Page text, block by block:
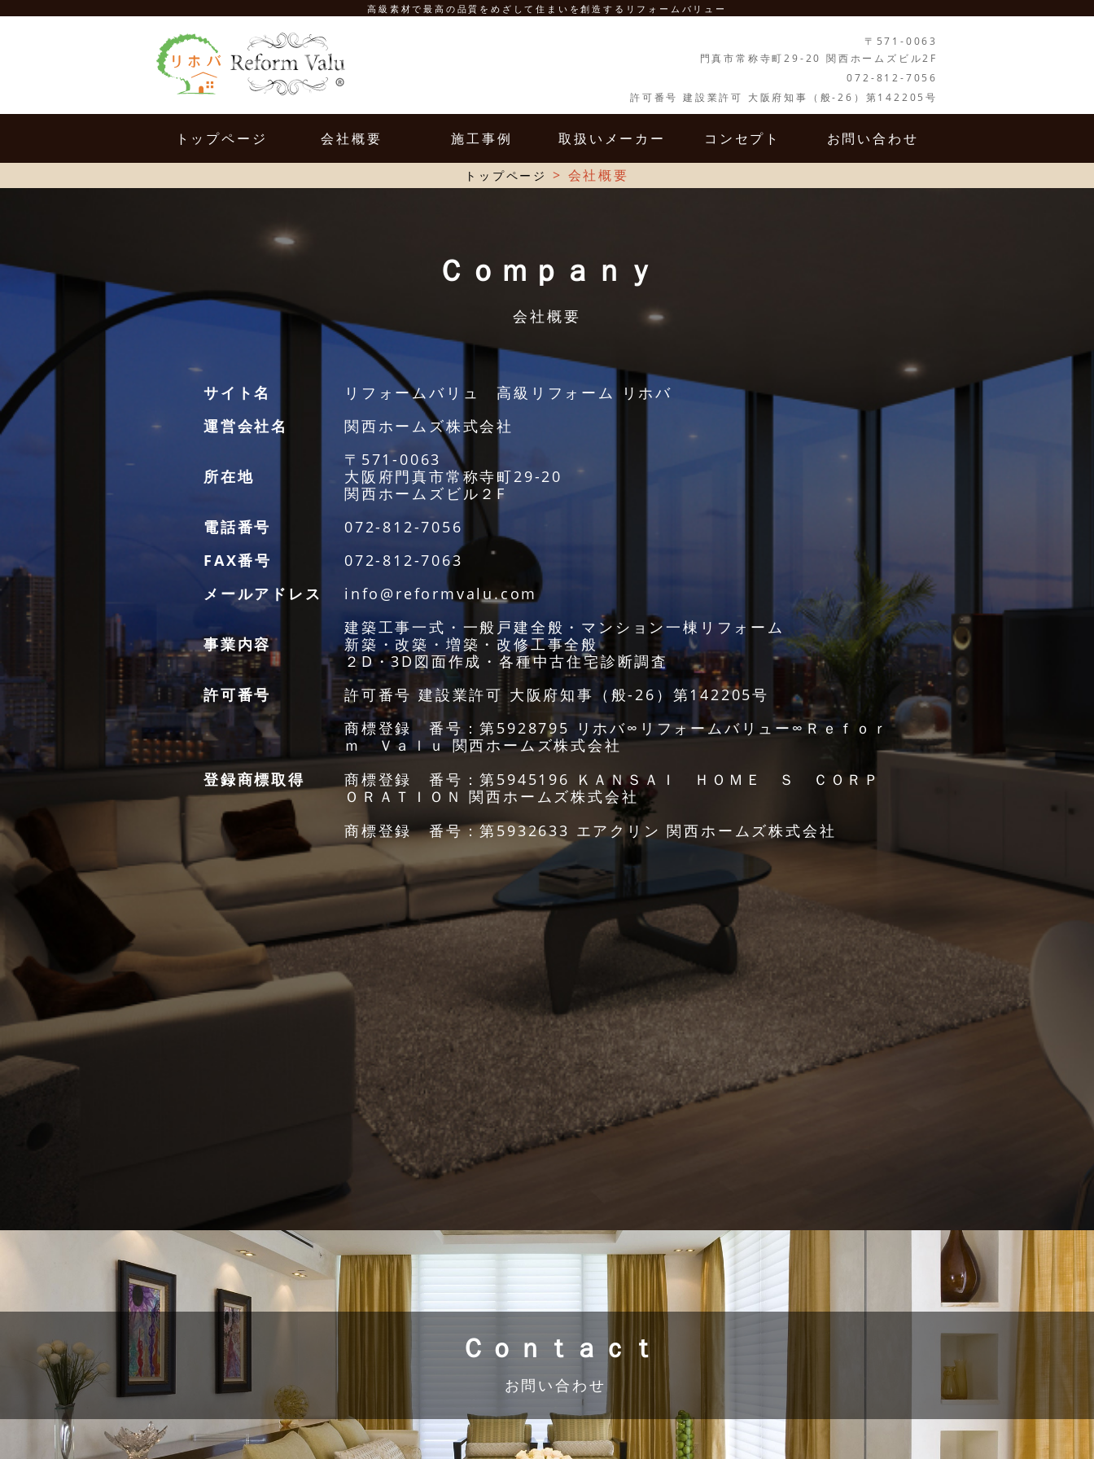
高級素材で最高の品質をめざして住まいを創造するリフォームバリュー
〒571-0063
門真市常称寺町29-20 関西ホームズビル2F
072-812-7056
許可番号 建設業許可 大阪府知事（般-26）第142205号
トップページ
会社概要
施工事例
取扱いメーカー
コンセプト
お問い合わせ
トップページ > 会社概要
Ｃｏｍｐａｎｙ
会社概要
サイト名
リフォームバリュ 高級リフォーム リホバ
運営会社名
関西ホームズ株式会社
所在地
〒571-0063
大阪府門真市常称寺町29-20
関西ホームズビル２F
電話番号
072-812-7056
FAX番号
072-812-7063
メールアドレス
info@reformvalu.com
事業内容
建築工事一式・一般戸建全般・マンション一棟リフォーム
新築・改築・増築・改修工事全般
２D・3D図面作成・各種中古住宅診断調査
許可番号
許可番号 建設業許可 大阪府知事（般-26）第142205号
登録商標取得
商標登録 番号：第5928795 リホバ∞リフォームバリュー∞Ｒｅｆｏｒ
ｍ Ｖａｌｕ 関西ホームズ株式会社
商標登録 番号：第5945196 ＫＡＮＳＡＩ ＨＯＭＥ Ｓ ＣＯＲＰ
ＯＲＡＴＩＯＮ 関西ホームズ株式会社
商標登録 番号：第5932633 エアクリン 関西ホームズ株式会社
Ｃｏｎｔａｃｔ
お問い合わせ